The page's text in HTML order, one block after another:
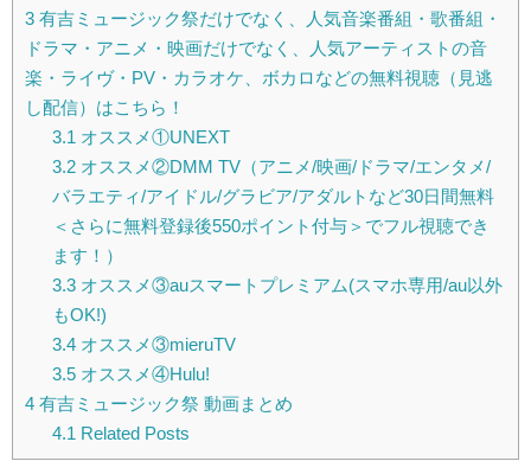
3 有吉ミュージック祭だけでなく、人気音楽番組・歌番組・
ドラマ・アニメ・映画だけでなく、人気アーティストの音
楽・ライヴ・PV・カラオケ、ボカロなどの無料視聴（見逃
し配信）はこちら！
3.1 オススメ①UNEXT
3.2オススメ②DMM TV（アニメ/映画/ドラマ/エンタメ/
バラエティ/アイドル/グラビア/アダルトなど30日間無料
＜さらに無料登録後550ポイント付与＞でフル視聴でき
ます！）
3.3オススメ③auスマートプレミアム(スマホ専用/au以外
もOK!)
3.4オススメ③mieruTV
3.5オススメ④Hulu!
4 有吉ミュージック祭 動画まとめ
4.1 Related Posts